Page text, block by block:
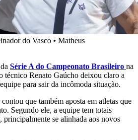
do Vasco • Matheus
Série A do Campeonato Brasileiro na
técnico Renato Gaúcho deixou claro a
para sair da incômoda situação.
que também aposta em atletas que
Segundo ele, a equipe tem totais
principalmente se alinhada aos novos